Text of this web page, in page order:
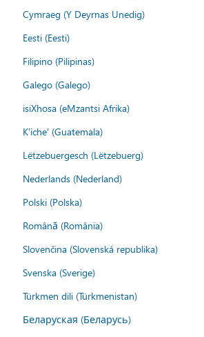
Cymraeg (Y Deyrnas Unedig)
Eesti (Eesti)
Filipino (Pilipinas)
Galego (Galego)
isiXhosa (eMzantsi Afrika)
K'iche' (Guatemala)
Lëtzebuergesch (Lëtzebuerg)
Nederlands (Nederland)
Polski (Polska)
Română (România)
Slovenčina (Slovenská republika)
Svenska (Sverige)
Türkmen dili (Türkmenistan)
Беларуская (Беларусь)